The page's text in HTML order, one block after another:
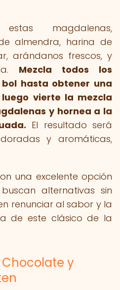
magdalenas,
almendra, harina de
arándanos frescos, y
Mezcla todos los
hasta obtener una
vierte la mezcla
y hornea a la
El resultado será
y aromáticas,
una excelente opción
alternativas sin
renunciar al sabor y la
de este clásico de la
y